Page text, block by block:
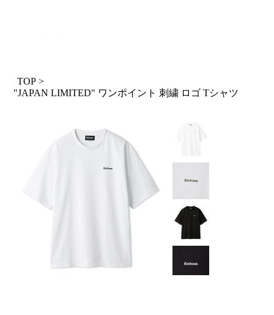
TOP >
"JAPAN LIMITED" ワンポイント 刺繍 ロゴ Tシャツ